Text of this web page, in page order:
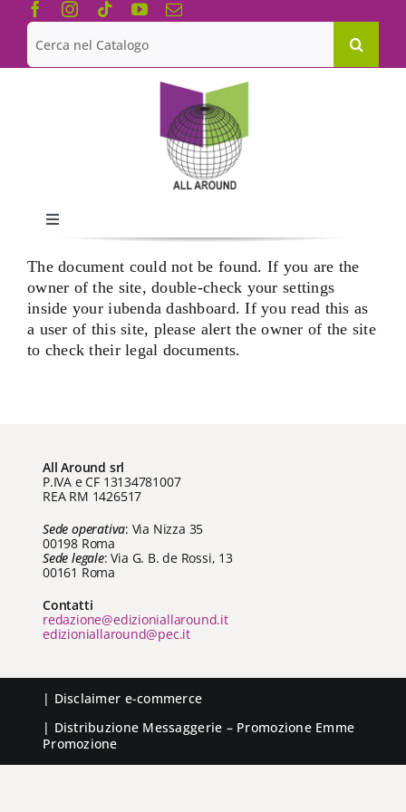
Salta
contenuto
Cerca
per:
Toggle
Navigation
Chi siamo
Le Collane
The document could not be found. If you are the
owner of the site, double-check your settings
inside your iubenda dashboard. If you read this as
a user of this site, please alert the owner of the site
to check their legal documents.
All Around srl
P.IVA e CF 13134781007
REA RM 1426517
Sede operativa: Via Nizza 35
00198 Roma
Sede legale: Via G. B. de Rossi, 13
00161 Roma
Contatti
redazione@edizioniallaround.it
edizioniallaround@pec.it
| Disclaimer e-commerce
| Distribuzione Messaggerie – Promozione Emme
Promozione